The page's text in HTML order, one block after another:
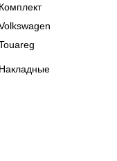
Комплект
Накладные